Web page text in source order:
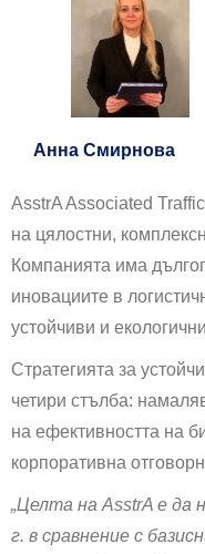
Анна Смирнова
AsstrA Associated
на цялостни,
Компанията има
иновациите в
устойчиви и
Стратегията за
четири стълба:
на ефективността на
корпоративна
„Целта на AsstrA е да
г. в сравнение с